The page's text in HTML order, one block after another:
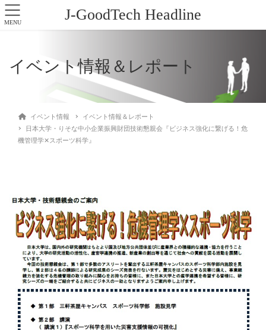
J-GoodTech Headline
イベント情報＆レポート
イベント情報
イベント情報＆レポート
日本大学・りそな中小企業振興財団技術懇親会『ビジネス強化に繋げる！危
機管理学✕スポーツ科学』
MENU